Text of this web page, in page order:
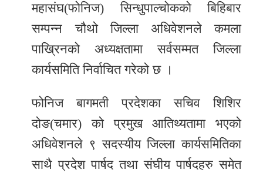
सूचना
प्रविधि
साहित्य
नमोबुद्ध
English
महासंघ(फोनिज) सिन्धुपाल्चोकको बिहिबार
सम्पन्न चौथो जिल्ला अधिवेशनले कमला
पाख्रिनको अध्यक्षतामा सर्वसम्मत जिल्ला
कार्यसमिति निर्वाचित गरेको छ ।
फोनिज बागमती प्रदेशका सचिव शिशिर
दोङ(चमार) को प्रमुख आतिथ्यतामा भएको
अधिवेशनले ९ सदस्यीय जिल्ला कार्यसमितिका
साथै प्रदेश पार्षद तथा संघीय पार्षदहरु समेत